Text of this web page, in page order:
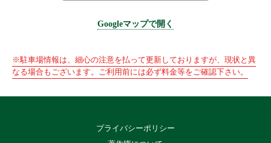
Googleマップで開く
※駐車場情報は、細心の注意を払って更新しておりますが、現状と異
なる場合もございます。ご利用前には必ず料金等をご確認下さい。
プライバシーポリシー